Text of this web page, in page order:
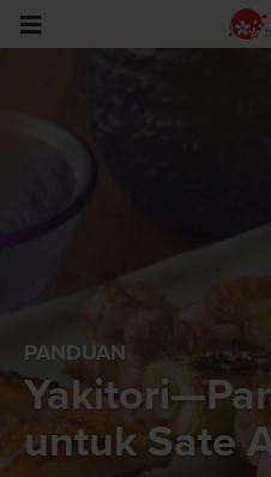
PANDUAN
untuk Sate